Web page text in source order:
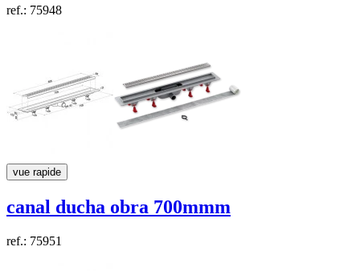
ref.: 75948
vue rapide
canal ducha obra 700mmm
ref.: 75951